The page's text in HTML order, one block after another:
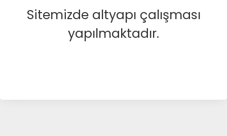
Sitemizde altyapı çalışması
yapılmaktadır.